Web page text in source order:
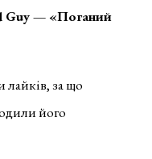
Guy — «Поганий
лайків, за що
його